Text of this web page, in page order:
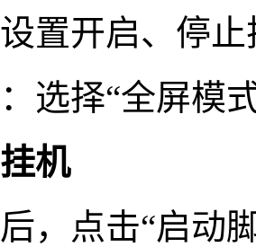
置开启、停
选择“全屏模
机
，点击“启动